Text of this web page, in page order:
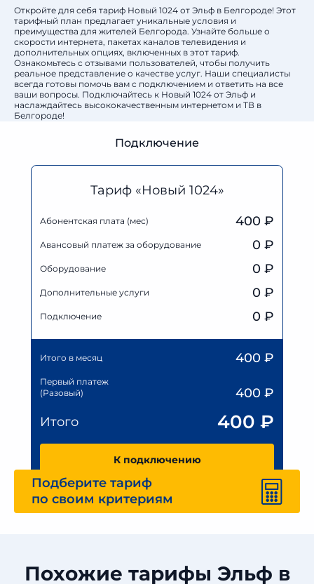
Откройте для себя тариф Новый 1024 от Эльф в Белгороде! Этот
тарифный план предлагает уникальные условия и
преимущества для жителей Белгорода. Узнайте больше о
скорости интернета, пакетах каналов телевидения и
дополнительных опциях, включенных в этот тариф.
Ознакомьтесь с отзывами пользователей, чтобы получить
реальное представление о качестве услуг. Наши специалисты
всегда готовы помочь вам с подключением и ответить на все
ваши вопросы. Подключайтесь к Новый 1024 от Эльф и
наслаждайтесь высококачественным интернетом и ТВ в
Белгороде!
Подключение
Тариф «Новый 1024»
Абонентская плата (мес) 400 ₽
Авансовый платеж за оборудование 0 ₽
Оборудование 0 ₽
Дополнительные услуги 0 ₽
Подключение 0 ₽
Итого в месяц 400 ₽
Первый платеж
(Разовый)
400 ₽
Итого
400 ₽
К подключению
Подберите тариф
по своим критериям
Похожие тарифы Эльф в